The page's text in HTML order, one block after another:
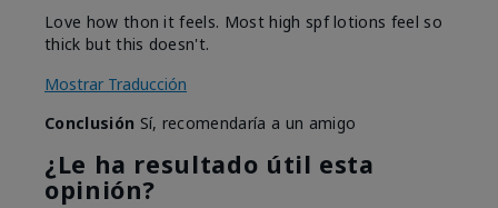
Love how thon it feels. Most high spf lotions feel so
thick but this doesn't.
Mostrar Traducción
Conclusión Sí, recomendaría a un amigo
¿Le ha resultado útil esta
opinión?